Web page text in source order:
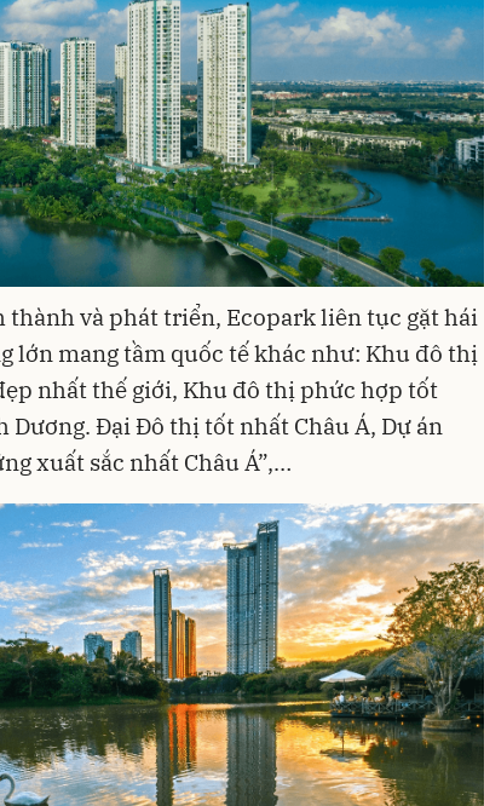
thành và phát triển, Ecopark liên tục gặt hái
lớn mang tầm quốc tế khác như: Khu đô thị
nhất thế giới, Khu đô thị phức hợp tốt
Dương. Đại Đô thị tốt nhất Châu Á, Dự án
xuất sắc nhất Châu Á”,…